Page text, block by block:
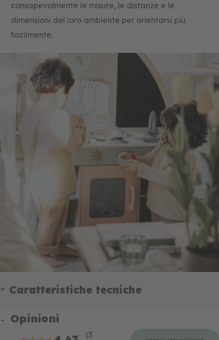
consapevolmente le misure, le distanze e le
dimensioni del loro ambiente per orientarsi più
facilmente.
Caratteristiche tecniche
Opinioni
(3